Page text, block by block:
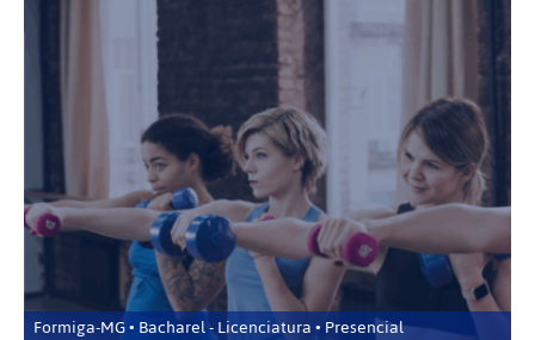
Formiga-MG • Bacharel - Licenciatura • Presencial